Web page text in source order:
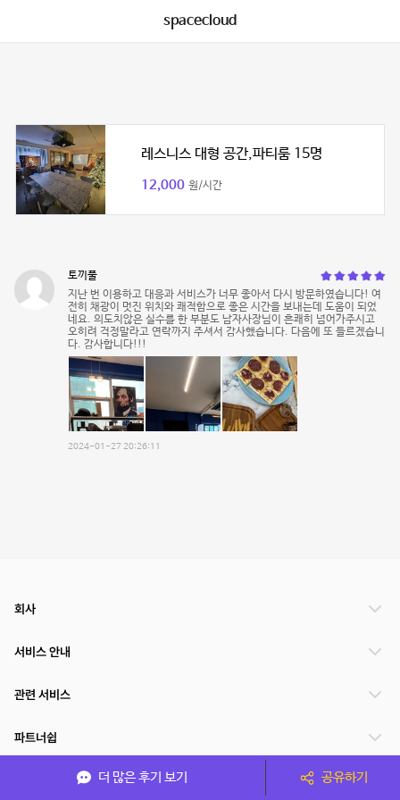
spacecloud
레스니스 대형 공간,파티룸 15명
12,000 원/시간
토끼풀
지난 번 이용하고 대응과 서비스가 너무 좋아서 다시 방문하였습니다! 여
전히 채광이 멋진 위치와 쾌적함으로 좋은 시간을 보내는데 도움이 되었
네요. 의도치않은 실수를 한 부분도 남자사장님이 흔쾌히 넘어가주시고
오히려 걱정말라고 연락까지 주셔서 감사했습니다. 다음에 또 들르겠습니
다. 감사합니다!!!
2024-01-27 20:26:11
더 많은 후기 보기 공유하기
회사
서비스 안내
관련 서비스
파트너쉽
서비스 제공 국가